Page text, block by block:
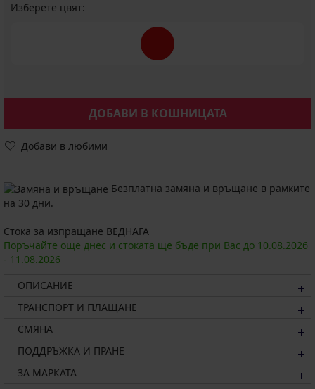
Изберете цвят:
ДОБАВИ В КОШНИЦАТА
Добави в любими
Безплатна замяна и връщане в рамките
на 30 дни.
Стока за изпращане ВЕДНАГА
Поръчайте още днес и стоката ще бъде при Вас до 10.08.2026
- 11.08.2026
ОПИСАНИЕ
ТРАНСПОРТ И ПЛАЩАНЕ
СМЯНА
ПОДДРЪЖКА И ПРАНЕ
ЗА МАРКАТА